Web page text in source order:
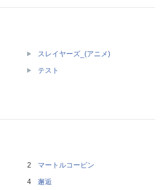
スレイヤーズ_(アニメ)
テスト
マートルコービン
邂逅